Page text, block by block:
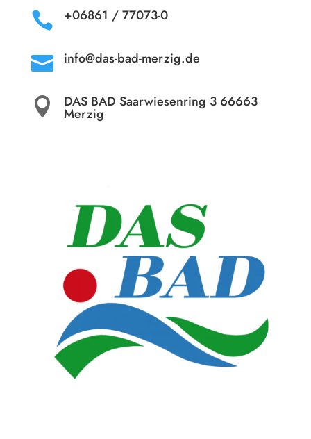
 +06861 / 77073-0
 info@das-bad-merzig.de
 DAS BAD Saarwiesenring 3 66663
Merzig